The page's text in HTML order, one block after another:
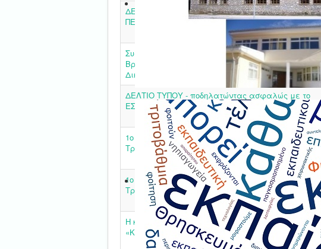
ΔΕΛΤΙΟ ΤΥΠΟΥ - ΠΑΓΚΟΣΜΙΑ ΗΜΕΡΑ
ΠΕΡΙΒΑΛΛΟΝΤΟΣ
Συμμετοχή της ΔΠΕ Καρδίτσας στην εκδήλωση
Βράβευσης της Δράσης «Τα παιδιά μιλούν για τα
Δικαιώματά τους»
ΔΕΛΤΙΟ ΤΥΠΟΥ - ποδηλατώντας ασφαλώς με το
ΕΣΠΑ
1ο Μαθητικό Φεστιβάλ Λαϊκής Παράδοσης: Χορός-
Τραγούδι-Δρώμενα
1o Μαθητικό Φεστιβάλ Λαϊκής Παράδοσης: Χορός-
Τραγούδι-Δρώμενα
Η καρδιά των Μαθηματικών χτυπά στη Καρδίτσα –
«Κυνήγι του Θησαυρού»